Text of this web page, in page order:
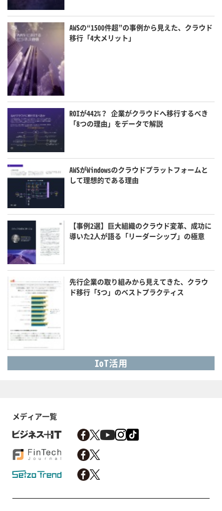
AWSの“1500件超”の事例から見えた、クラウド
移行「4大メリット」
ROIが442%？ 企業がクラウドへ移行するべき
「8つの理由」をデータで解説
AWSがWindowsのクラウドプラットフォームと
して理想的である理由
【事例2選】巨大組織のクラウド変革、成功に
導いた2人が語る「リーダーシップ」の極意
先行企業の取り組みから見えてきた、クラウ
ド移行「5つ」のベストプラクティス
IoT活用
メディア一覧